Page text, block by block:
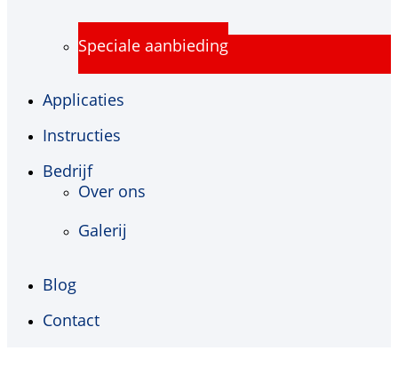
Speciale aanbieding
Applicaties
Instructies
Bedrijf
Over ons
Galerij
Blog
Contact